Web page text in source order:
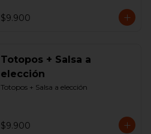
$9.900
Totopos + Salsa a
elección
Totopos + Salsa a elección
$9.900